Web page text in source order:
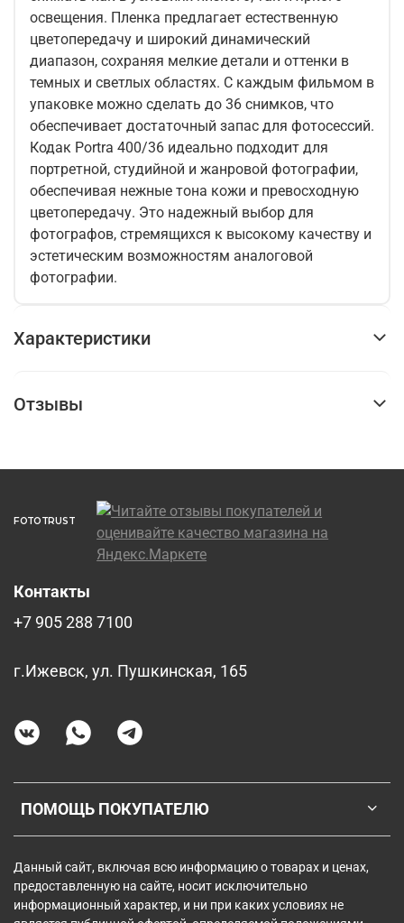
освещения. Пленка предлагает естественную
цветопередачу и широкий динамический
диапазон, сохраняя мелкие детали и оттенки в
темных и светлых областях. С каждым фильмом в
упаковке можно сделать до 36 снимков, что
обеспечивает достаточный запас для фотосессий.
Кодак Portra 400/36 идеально подходит для
портретной, студийной и жанровой фотографии,
обеспечивая нежные тона кожи и превосходную
цветопередачу. Это надежный выбор для
фотографов, стремящихся к высокому качеству и
эстетическим возможностям аналоговой
фотографии.
Характеристики
Отзывы
FOTOTRUST
ПОМОЩЬ ПОКУПАТЕЛЮ
Контакты
+7 905 288 7100
г.Ижевск, ул. Пушкинская, 165
Данный сайт, включая всю информацию о товарах и ценах,
предоставленную на сайте, носит исключительно
информационный характер, и ни при каких условиях не